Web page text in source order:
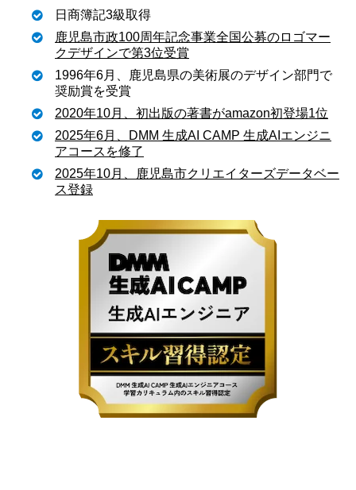
日商簿記3級取得
鹿児島市政100周年記念事業全国公募のロゴマー
クデザインで第3位受賞
1996年6月、鹿児島県の美術展のデザイン部門で
奨励賞を受賞
2020年10月、初出版の著書がamazon初登場1位
2025年6月、DMM 生成AI CAMP 生成AIエンジニ
アコースを修了
2025年10月、鹿児島市クリエイターズデータベー
ス登録